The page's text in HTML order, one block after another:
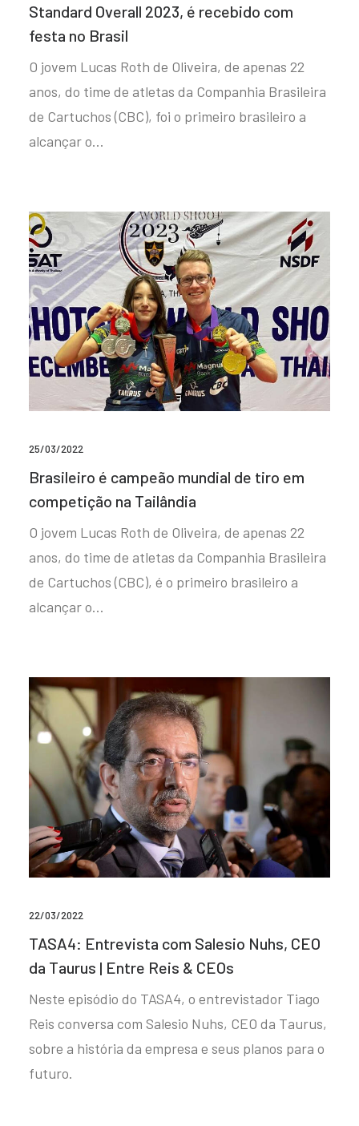
Standard Overall 2023, é recebido com
festa no Brasil
O jovem Lucas Roth de Oliveira, de apenas 22
anos, do time de atletas da Companhia Brasileira
de Cartuchos (CBC), foi o primeiro brasileiro a
alcançar o…
25/03/2022
Brasileiro é campeão mundial de tiro em
competição na Tailândia
O jovem Lucas Roth de Oliveira, de apenas 22
anos, do time de atletas da Companhia Brasileira
de Cartuchos (CBC), é o primeiro brasileiro a
alcançar o…
22/03/2022
TASA4: Entrevista com Salesio Nuhs, CEO
da Taurus | Entre Reis & CEOs
Neste episódio do TASA4, o entrevistador Tiago
Reis conversa com Salesio Nuhs, CEO da Taurus,
sobre a história da empresa e seus planos para o
futuro.